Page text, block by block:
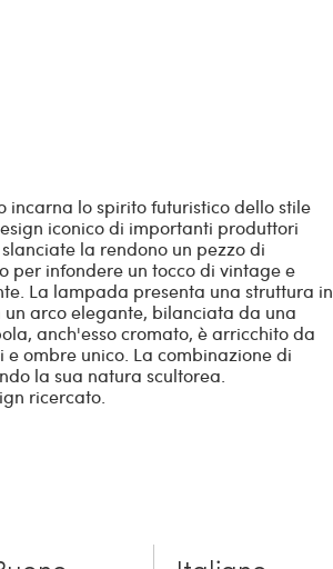
lo spirito futuristico dello stile
iconico di importanti produttori
la rendono un pezzo di
per infondere un tocco di vintage e
La lampada presenta una struttura in
arco elegante, bilanciata da una
anch'esso cromato, è arricchito da
ombre unico. La combinazione di
la sua natura scultorea.
ricercato.